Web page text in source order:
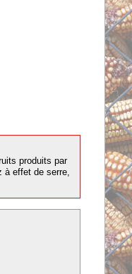
produits par
effet de serre,